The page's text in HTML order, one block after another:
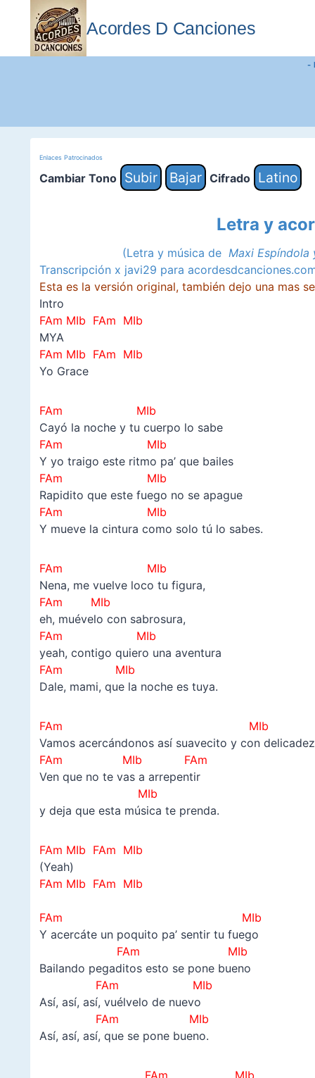
contenido
Acordes D Canciones
-
Enlaces Patrocinados
Cambiar Tono Subir Bajar Cifrado Latino
Letra y
(Letra y música de Maxi Espíndola
Transcripción x javi29 para
Esta es la versión original, también dejo una mas
Intro
FAm MIb FAm MIb
MYA
FAm MIb FAm MIb
Yo Grace
FAm MIb
Cayó la noche y tu cuerpo lo sabe
FAm MIb
Y yo traigo este ritmo pa’ que bailes
FAm MIb
Rapidito que este fuego no se apague
FAm MIb
Y mueve la cintura como solo tú lo sabes.
FAm MIb
Nena, me vuelve loco tu figura,
FAm MIb
eh, muévelo con sabrosura,
FAm MIb
yeah, contigo quiero una aventura
FAm MIb
Dale, mami, que la noche es tuya.
FAm MIb
Vamos acercándonos así suavecito y con
FAm MIb FAm
Ven que no te vas a arrepentir
MIb
y deja que esta música te prenda.
FAm MIb FAm MIb
(Yeah)
FAm MIb FAm MIb
FAm MIb
Y acercáte un poquito pa’ sentir tu fuego
FAm MIb
Bailando pegaditos esto se pone bueno
FAm MIb
Así, así, así, vuélvelo de nuevo
FAm MIb
Así, así, así, que se pone bueno.
FAm MIb